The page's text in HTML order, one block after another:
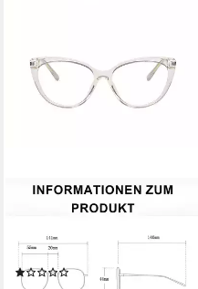
PACIEA
Brille Cat Eye Blaulichtfilter
Computer Gaming Schutz
(1)